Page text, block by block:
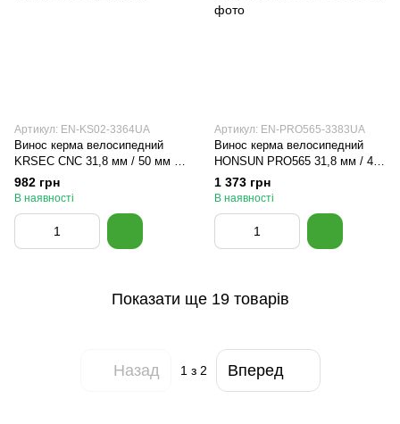
Артикул: EN-KS02-3364UA
Винос керма велосипедний
KRSEC CNC 31,8 мм / 50 мм /
0° Чорний
982 грн
В наявності
Артикул: EN-PRO565-3383UA
Винос керма велосипедний
HONSUN PRO565 31,8 мм / 45
мм / 0° Жовтий
1 373 грн
В наявності
Показати ще 19 товарів
Назад 1 з 2 Вперед